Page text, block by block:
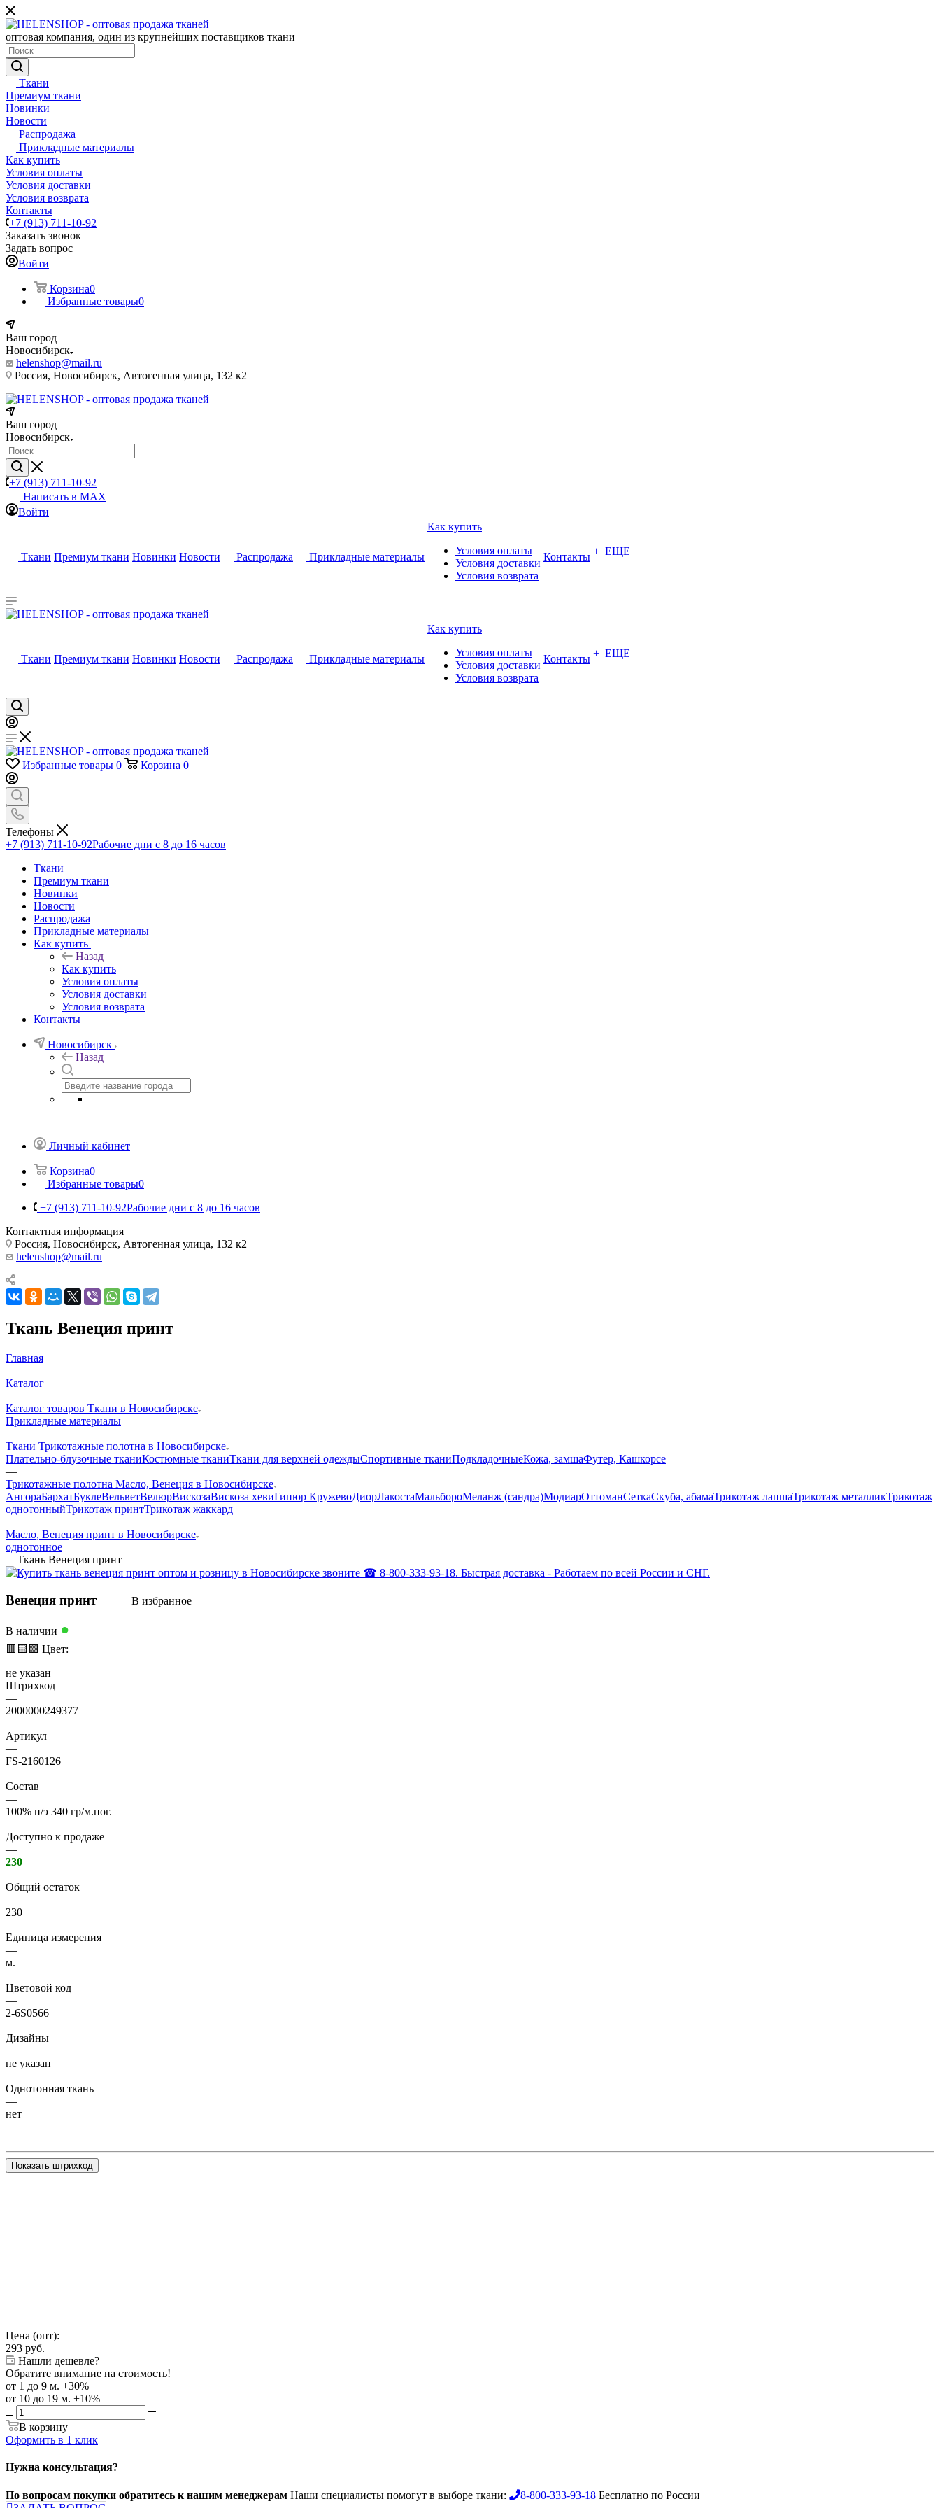
оптовая компания, один из крупнейших поставщиков ткани
Ткани
Премиум ткани
Новинки
Новости
Распродажа
Прикладные материалы
Как купить
Условия оплаты
Условия доставки
Условия возврата
Контакты
+7 (913) 711-10-92
Заказать звонок
Задать вопрос
Войти
Корзина0
Избранные товары0
Ваш город
Новосибирск
helenshop@mail.ru
Россия, Новосибирск, Автогенная улица, 132 к2
Ваш город
Новосибирск
+7 (913) 711-10-92
Написать в MAX
Войти
Ткани Премиум ткани Новинки Новости Распродажа Прикладные материалы
Как купить
Условия оплаты
Условия доставки
Условия возврата
Контакты + ЕЩЕ
Ткани Премиум ткани Новинки Новости Распродажа Прикладные материалы
Как купить
Условия оплаты
Условия доставки
Условия возврата
Контакты + ЕЩЕ
Избранные товары 0 Корзина 0
Телефоны
+7 (913) 711-10-92Рабочие дни с 8 до 16 часов
Ткани
Премиум ткани
Новинки
Новости
Распродажа
Прикладные материалы
Как купить
Назад
Как купить
Условия оплаты
Условия доставки
Условия возврата
Контакты
Новосибирск
Назад
Личный кабинет
Корзина0
Избранные товары0
+7 (913) 711-10-92Рабочие дни с 8 до 16 часов
Контактная информация
Россия, Новосибирск, Автогенная улица, 132 к2
helenshop@mail.ru
Ткань Венеция принт
Главная
—
Каталог
—
Каталог товаров Ткани в Новосибирске
Прикладные материалы
—
Ткани Трикотажные полотна в Новосибирске
Плательно-блузочные тканиКостюмные тканиТкани для верхней одеждыСпортивные тканиПодкладочныеКожа, замшаФутер, Кашкорсе
—
Трикотажные полотна Масло, Венеция в Новосибирске
АнгораБархатБуклеВельветВелюрВискозаВискоза хевиГипюр КружевоДиорЛакостаМальбороМеланж (сандра)МодиарОттоманСеткаСкуба, абамаТрикотаж лапшаТрикотаж металликТрикотаж
однотонныйТрикотаж принтТрикотаж жаккард
—
Масло, Венеция принт в Новосибирске
однотонное
—Ткань Венеция принт
Венеция принт В избранное
В наличии ●
🟥 🟨 🟩 Цвет:
не указан
Штрихкод
—
2000000249377
Артикул
—
FS-2160126
Состав
—
100% п/э 340 гр/м.пог.
Доступно к продаже
—
230
Общий остаток
—
230
Единица измерения
—
м.
Цветовой код
—
2-6S0566
Дизайны
—
не указан
Однотонная ткань
—
нет
Показать штрихкод
Цена (опт):
293 руб.
Нашли дешевле?
Обратите внимание на стоимость!
от 1 до 9 м. +30%
от 10 до 19 м. +10%
В корзину
Оформить в 1 клик
Нужна консультация?
По вопросам покупки обратитесь к нашим менеджерам Наши специалисты помогут в выборе ткани: 8-800-333-93-18 Бесплатно по России